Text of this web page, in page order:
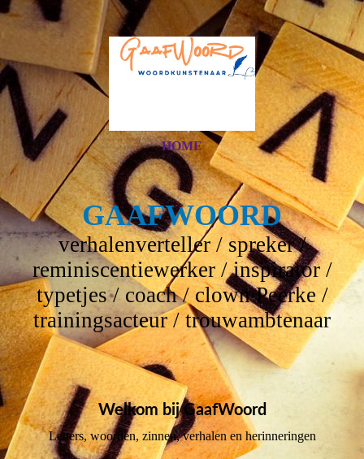
HOME
GAAFWOORD
verhalenverteller / spreker /
reminiscentiewerker / inspirator /
typetjes / coach / clown Peerke /
trainingsacteur / trouwambtenaar
Welkom bij GaafWoord
Letters, woorden, zinnen, verhalen en herinneringen